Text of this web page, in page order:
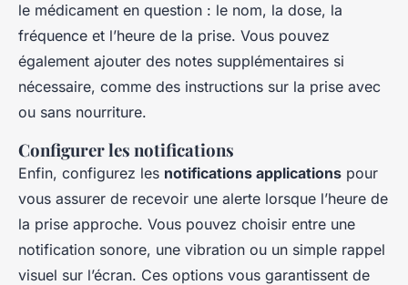
le médicament en question : le nom, la dose, la
fréquence et l’heure de la prise. Vous pouvez
également ajouter des notes supplémentaires si
nécessaire, comme des instructions sur la prise avec
ou sans nourriture.
Configurer les notifications
Enfin, configurez les notifications applications pour
vous assurer de recevoir une alerte lorsque l’heure de
la prise approche. Vous pouvez choisir entre une
notification sonore, une vibration ou un simple rappel
visuel sur l’écran. Ces options vous garantissent de